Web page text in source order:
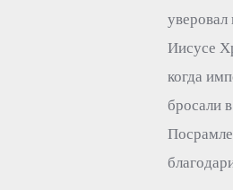
Иисусе
когда
бросали